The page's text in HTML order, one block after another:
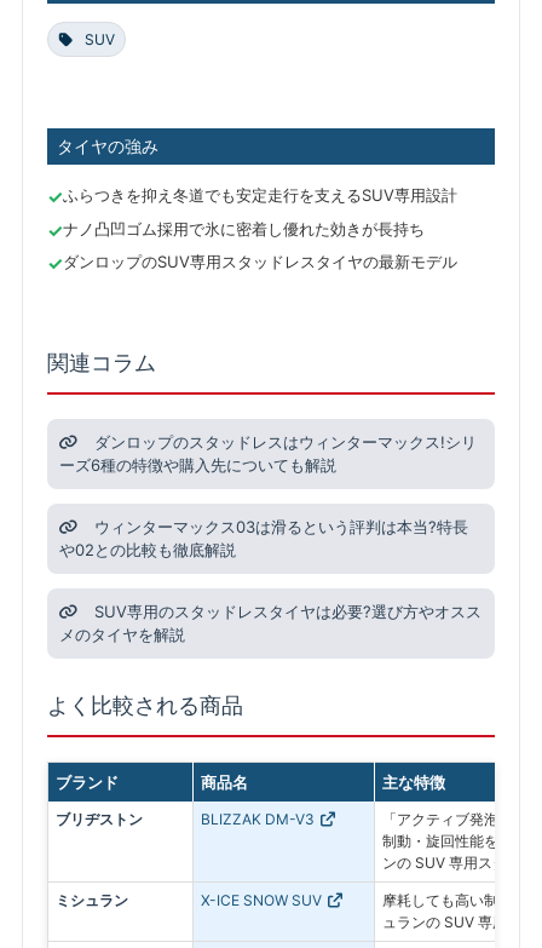
SUV
タイヤの強み
ふらつきを抑え冬道でも安定走行を支えるSUV専用設計
ナノ凸凹ゴム採用で氷に密着し優れた効きが長持ち
ダンロップのSUV専用スタッドレスタイヤの最新モデル
関連コラム
ダンロップのスタッドレスはウィンターマックス!シリ
ーズ6種の特徴や購入先についても解説
ウィンターマックス03は滑るという評判は本当?特長
や02との比較も徹底解説
SUV専用のスタッドレスタイヤは必要?選び方やオスス
メのタイヤを解説
よく比較される商品
ブランド 商品名 主な特徴
ブリヂストン BLIZZAK DM-V3
「アクティブ発泡ゴム
制動・旋回性能を追求
ンの SUV 専用スタッド
ミシュラン X-ICE SNOW SUV
摩耗しても高い制動力
ュランの SUV 専用スタ